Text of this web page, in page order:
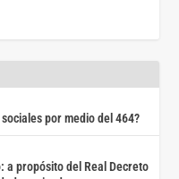
por medio del 464?
propósito del Real Decreto